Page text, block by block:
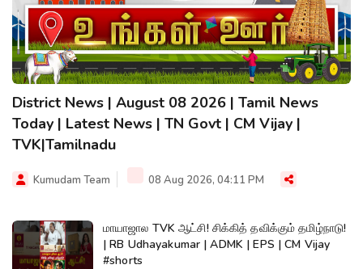
District News | August 08 2026 | Tamil News
Today | Latest News | TN Govt | CM Vijay |
TVK|Tamilnadu
Kumudam Team 08 Aug 2026, 04:11 PM
மாயாஜால TVK ஆட்சி! சிக்கித் தவிக்கும் தமிழ்நாடு!
| RB Udhayakumar | ADMK | EPS | CM Vijay
#shorts